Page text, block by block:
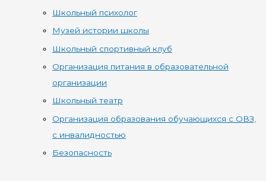
Школьный психолог
Музей истории школы
Школьный спортивный клуб
Организация питания в образовательной
организации
Школьный театр
Организация образования обучающихся с ОВЗ,
с инвалидностью
Безопасность